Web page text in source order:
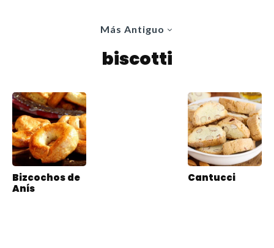
Más Antiguo
biscotti
Bizcochos de
Anís
Cantucci